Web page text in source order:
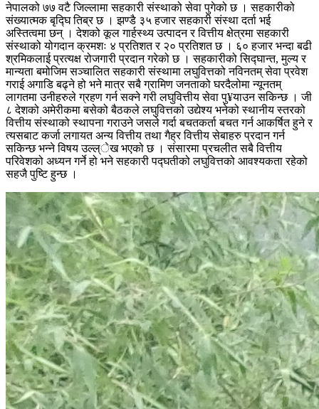
नेपालको ७७ वटै जिल्लामा सहकारी संस्थाको सेवा पुगेको छ । सहकारीको
संख्यात्मक बृद्घि तिब्र छ । झण्डै ३५ हजार सहकारी संस्था दर्ता भई
अस्तित्वमा छन् । देशको कूल गार्हस्थ्य उत्पादन र वित्तीय क्षेत्रमा सहकारी
संस्थाको योगदान क्रमशः ४ प्रतिशत र २० प्रतिशत छ । ६० हजार भन्दा बढी
श्रमिकलाई प्रत्यक्ष रोजगारी प्रदान गरेको छ । सहकारीको सिद्घान्त, मुल्य र
मान्यता बमोजिम सञ्चालित सहकारी संस्थामा लघुवित्तको नविनतम् सेवा प्रवेश
गराई अगाडि बढ्ने हो भने मात्र सबै ग्रामिण जनताको घरदैलोमा न्यूनतम्
लागतमा उनीहरुले ग्रहण गर्न सक्ने गरी लघुवित्तीय सेवा पु¥याउन सकिन्छ । जी
८ देशको अमेरीकमा बसेको बैठकले लघुवित्तको उद्येश्य भनेको स्थानीय स्तरको
वित्तीय संस्थाको स्थापना गराउने जसले गर्दा बचतकर्ता बचत गर्न आकर्षित हुने र
त्यसबाट कर्जा लगायत अन्य वित्तीय तथा गैह्र वित्तीय सेबाहरु प्रदान गर्न
सकिन्छ भन्ने विषय उल्ल्ेख भएको छ । संसारमा प्रचलीत सबै वित्तीय
परिवेशको अध्यन गर्ने हो भने सहकारी पद्घतीको लघुवित्तको आवश्यकता रहेको
सहजै पुष्टि हुन्छ ।